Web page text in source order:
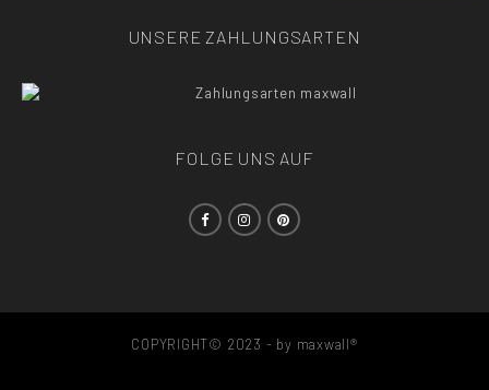
UNSERE ZAHLUNGSARTEN
FOLGE UNS AUF
COPYRIGHT© 2023 - by maxwall®